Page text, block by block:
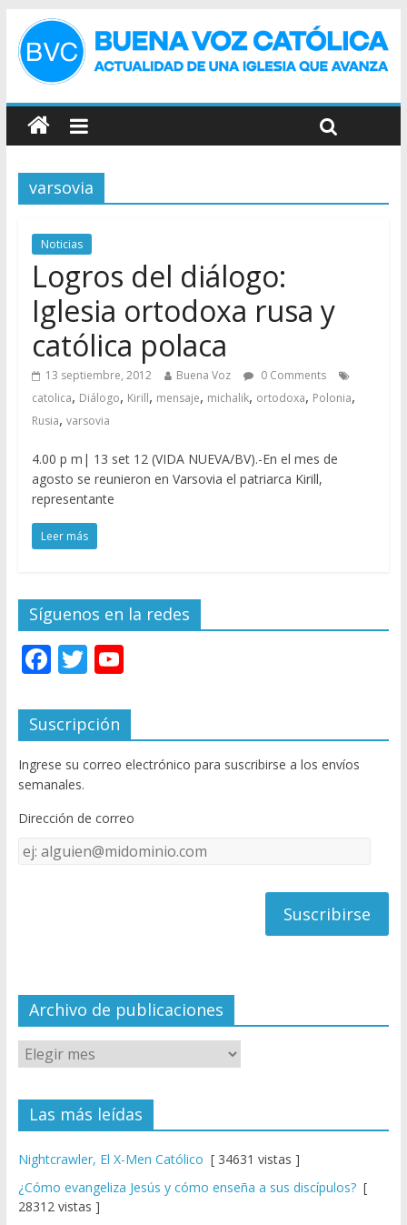
varsovia
Noticias
Logros del diálogo:
Iglesia ortodoxa rusa y
católica polaca
13 septiembre, 2012 Buena Voz
0 Comments
catolica, Diálogo, Kirill, mensaje, michalik, ortodoxa, Polonia,
Rusia, varsovia
4.00 p m| 13 set 12 (VIDA NUEVA/BV).-En el mes de
agosto se reunieron en Varsovia el patriarca Kirill,
representante
Leer más
Síguenos en la redes
F
e
b
o
o
k
T
itt
er
Y
u
T
u
e
C
el
Suscripción
Ingrese su correo electrónico para suscribirse a los envíos
semanales.
Dirección de correo
Dirección
de
Archivo de publicaciones
Las más leídas
Nightcrawler, El X-Men Católico [ 34631 vistas ]
¿Cómo evangeliza Jesús y cómo enseña a sus discípulos?[
28312 vistas ]